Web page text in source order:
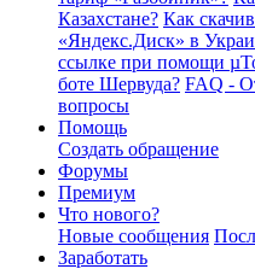
Казахстане? Как
«Яндекс.Диск» в
ссылке при помощи
боте Шервуда? FAQ -
вопросы
Помощь
Создать обращение
Форумы
Премиум
Что нового?
Новые сообщения
Заработать